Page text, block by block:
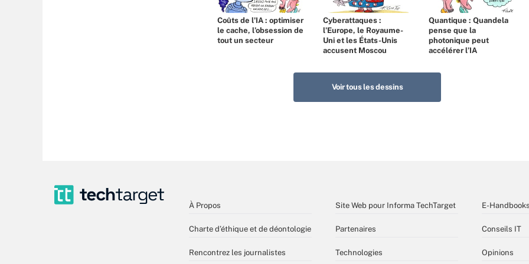
Coûts de l'IA : optimiser
le cache, l’obsession de
tout un secteur
Cyberattaques :
l’Europe, le Royaume-
Uni et les États-Unis
accusent Moscou
Quantique : Quandela
pense que la
photonique peut
accélérer l’IA
Voir tous les dessins
À Propos
Charte d’éthique et de déontologie
Rencontrez les journalistes
Site Web pour Informa TechTarget
Partenaires
Technologies
E-
Conseils IT
Opinions